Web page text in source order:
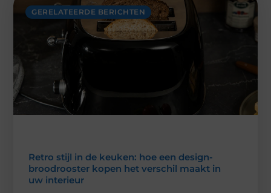
GERELATEERDE BERICHTEN
Retro stijl in de keuken: hoe een design-
broodrooster kopen het verschil maakt in
uw interieur